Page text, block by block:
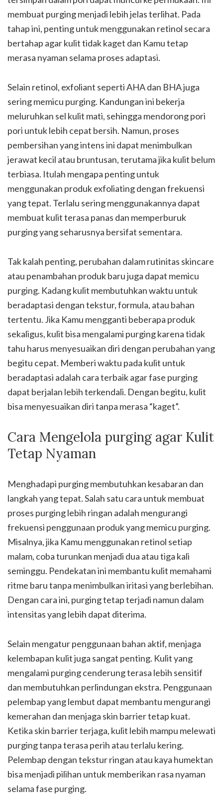
membuat purging menjadi lebih jelas terlihat. Pada
tahap ini, penting untuk menggunakan retinol secara
bertahap agar kulit tidak kaget dan Kamu tetap
merasa nyaman selama proses adaptasi.
Selain retinol, exfoliant seperti AHA dan BHA juga
sering memicu purging. Kandungan ini bekerja
meluruhkan sel kulit mati, sehingga mendorong pori
pori untuk lebih cepat bersih. Namun, proses
pembersihan yang intens ini dapat menimbulkan
jerawat kecil atau bruntusan, terutama jika kulit belum
terbiasa. Itulah mengapa penting untuk
menggunakan produk exfoliating dengan frekuensi
yang tepat. Terlalu sering menggunakannya dapat
membuat kulit terasa panas dan memperburuk
purging yang seharusnya bersifat sementara.
Tak kalah penting, perubahan dalam rutinitas skincare
atau penambahan produk baru juga dapat memicu
purging. Kadang kulit membutuhkan waktu untuk
beradaptasi dengan tekstur, formula, atau bahan
tertentu. Jika Kamu mengganti beberapa produk
sekaligus, kulit bisa mengalami purging karena tidak
tahu harus menyesuaikan diri dengan perubahan yang
begitu cepat. Memberi waktu pada kulit untuk
beradaptasi adalah cara terbaik agar fase purging
dapat berjalan lebih terkendali. Dengan begitu, kulit
bisa menyesuaikan diri tanpa merasa “kaget”.
Cara Mengelola purging agar Kulit
Tetap Nyaman
Menghadapi purging membutuhkan kesabaran dan
langkah yang tepat. Salah satu cara untuk membuat
proses purging lebih ringan adalah mengurangi
frekuensi penggunaan produk yang memicu purging.
Misalnya, jika Kamu menggunakan retinol setiap
malam, coba turunkan menjadi dua atau tiga kali
seminggu. Pendekatan ini membantu kulit memahami
ritme baru tanpa menimbulkan iritasi yang berlebihan.
Dengan cara ini, purging tetap terjadi namun dalam
intensitas yang lebih dapat diterima.
Selain mengatur penggunaan bahan aktif, menjaga
kelembapan kulit juga sangat penting. Kulit yang
mengalami purging cenderung terasa lebih sensitif
dan membutuhkan perlindungan ekstra. Penggunaan
pelembap yang lembut dapat membantu mengurangi
kemerahan dan menjaga skin barrier tetap kuat.
Ketika skin barrier terjaga, kulit lebih mampu melewati
purging tanpa terasa perih atau terlalu kering.
Pelembap dengan tekstur ringan atau kaya humektan
bisa menjadi pilihan untuk memberikan rasa nyaman
selama fase purging.